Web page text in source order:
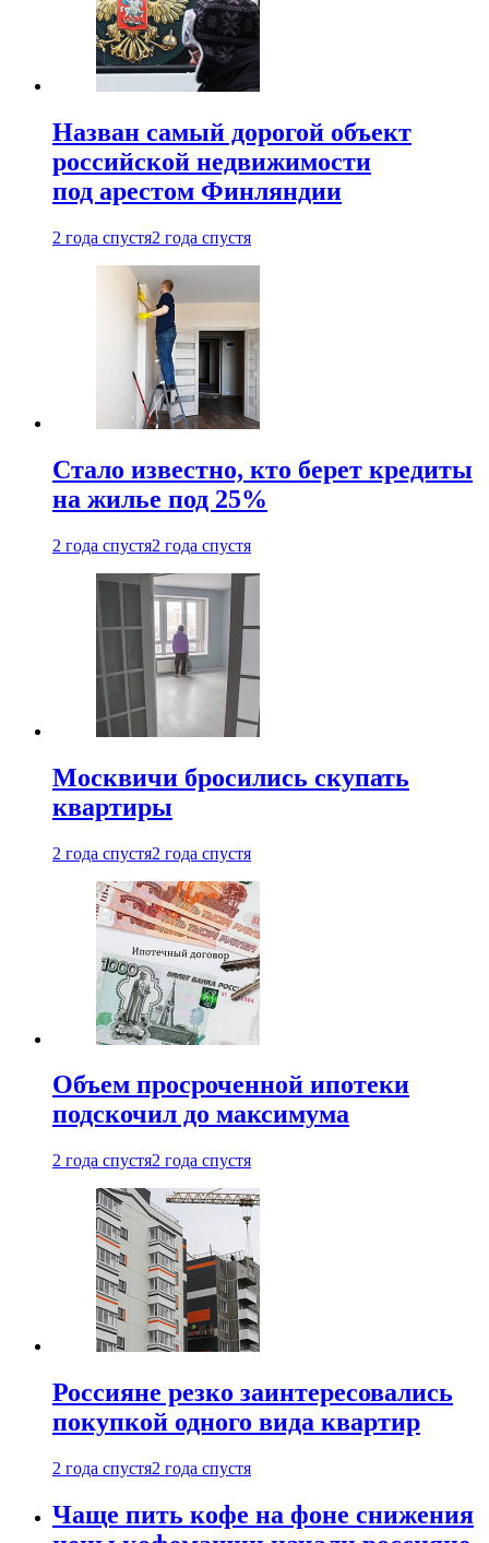
Назван самый дорогой объект
российской недвижимости
под арестом Финляндии
2 года спустя2 года спустя
Стало известно, кто берет кредиты
на жилье под 25%
2 года спустя2 года спустя
Москвичи бросились скупать
квартиры
2 года спустя2 года спустя
Объем просроченной ипотеки
подскочил до максимума
2 года спустя2 года спустя
Россияне резко заинтересовались
покупкой одного вида квартир
2 года спустя2 года спустя
Чаще пить кофе на фоне снижения